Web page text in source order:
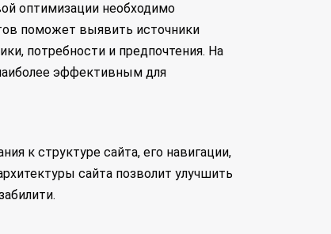
оптимизации необходимо
поможет выявить источники
потребности и предпочтения. На
эффективным для
к структуре сайта, его навигации,
сайта позволит улучшить